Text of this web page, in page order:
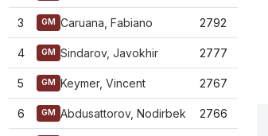
3 GM Caruana, Fabiano 2792
4 GM Sindarov, Javokhir 2777
5 GM Keymer, Vincent 2767
6 GM Abdusattorov, Nodirbek 2766